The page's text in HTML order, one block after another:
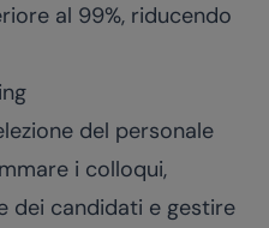
al 99%, riducendo
del personale
i colloqui,
dei candidati e gestire